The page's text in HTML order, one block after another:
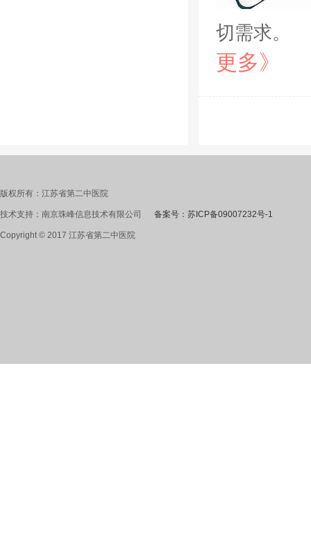
切需求。
更多》
版权所有：江苏省第二中医院
技术支持：南京珠峰信息技术有限公司 备案号：苏ICP备09007232号-1
Copyright © 2017 江苏省第二中医院